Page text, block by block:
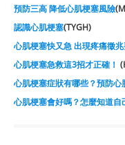
預防三高 降低心肌梗塞風險
認識心肌梗塞(TYGH)
心肌梗塞快又急 出現疼痛徵
心肌梗塞急救這3招才正確！
心肌梗塞症狀有哪些？預防心
心肌梗塞會好嗎？怎麼知道自